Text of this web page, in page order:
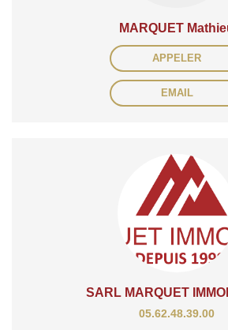
MARQUET
APPELER
EMAIL
SARL MARQUET
05.62.48.39.00